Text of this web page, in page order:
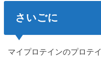
さいごに
マイプロテインのプロテ